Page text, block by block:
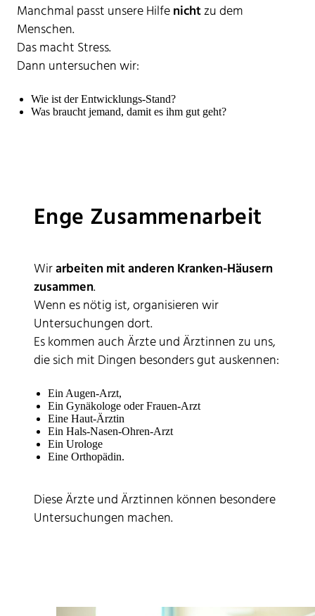
Manchmal passt unsere Hilfenichtzu dem
Menschen.
Das macht Stress.
Dann untersuchen wir:
Wie ist der Entwicklungs-Stand?
Was braucht jemand, damit es ihm gut geht?
Enge Zusammenarbeit
Wirarbeiten mit anderen Kranken-Häusern
zusammen.
Wenn es nötig ist, organisieren wir
Untersuchungen dort.
Es kommen auch Ärzte und Ärztinnen zu uns,
die sich mit Dingen besonders gut auskennen:
Ein Augen-Arzt,
Ein Gynäkologe oder Frauen-Arzt
Eine Haut-Ärztin
Ein Hals-Nasen-Ohren-Arzt
Ein Urologe
Eine Orthopädin.
Diese Ärzte und Ärztinnen können besondere
Untersuchungen machen.